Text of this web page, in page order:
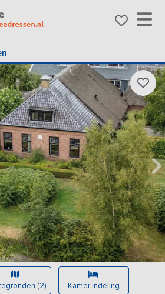
(2) Kamer indeling